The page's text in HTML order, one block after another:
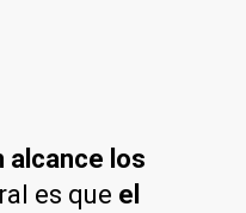
alcance los
es que el